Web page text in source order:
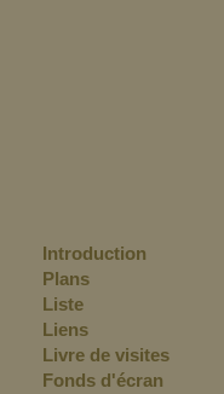
Introduction
Plans
Liste
Liens
Livre de visites
Fonds d'écran